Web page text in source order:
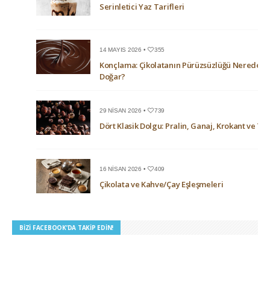
Serinletici Yaz Tarifleri
14 MAYIS 2026 • 355
Konçlama: Çikolatanın Pürüzsüzlüğü Nerede
Doğar?
29 NISAN 2026 • 739
Dört Klasik Dolgu: Pralin, Ganaj, Krokant ve
16 NISAN 2026 • 409
Çikolata ve Kahve/Çay Eşleşmeleri
BIZI FACEBOOK’DA TAKIP EDIN!